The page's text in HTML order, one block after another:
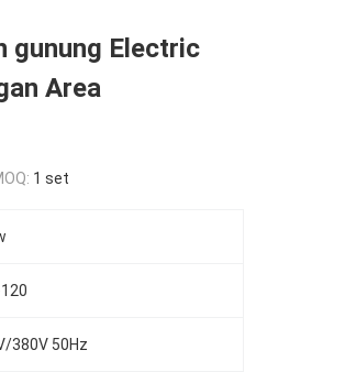
gunung Electric
Area
1 set
380V 50Hz